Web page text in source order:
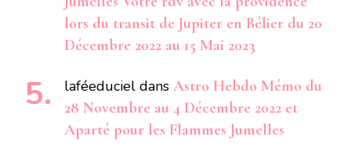
lors du transit de Jupiter en Bélier du 20
Décembre 2022 au 15 Mai 2023
laféeduciel dans Astro Hebdo Mémo du
28 Novembre au 4 Décembre 2022 et
Aparté pour les Flammes Jumelles